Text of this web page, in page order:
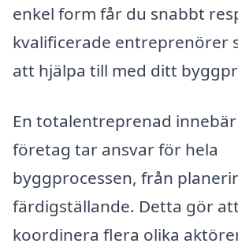
enkel form får du snabbt
kvalificerade entreprenörer
att hjälpa till med ditt
En totalentreprenad
företag tar ansvar för hela
byggprocessen, från
färdigställande. Detta gör
koordinera flera olika